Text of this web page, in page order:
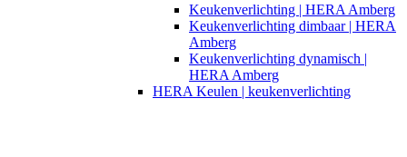
Keukenverlichting | HERA Amberg
Keukenverlichting dimbaar | HERA
Amberg
Keukenverlichting dynamisch |
HERA Amberg
HERA Keulen | keukenverlichting